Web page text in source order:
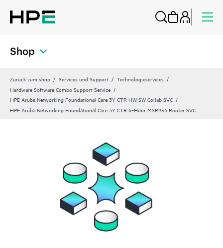
Shop
Zurück zum shop Services und Support
Technologieservices
Hardware Software Combo Support Service
HPE Aruba Networking Foundational Care 3Y CTR HW SW Collab SVC
HPE Aruba Networking Foundational Care 3Y CTR 6‑Hour MSR954 Router SVC